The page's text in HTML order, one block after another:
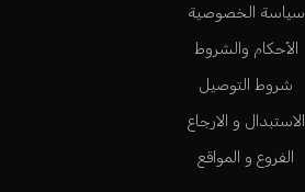
سياسة الخصوصية
الأحكام والشروط
شروط التوصيل
الاستبدال و الارجاع
الفروع و المواقع